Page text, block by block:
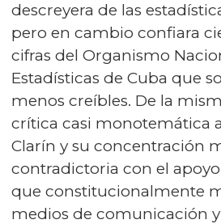
descreyera de las
pero en cambio confiara
cifras del Organismo
Estadísticas de Cuba que
menos creíbles. De la
crítica casi monotemática
Clarín y su concentración
contradictoria con el
que constitucionalmente
medios de comunicación